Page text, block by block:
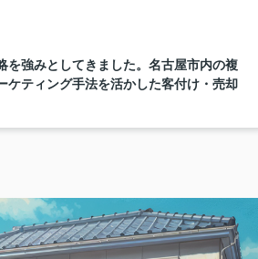
を強みとしてきました。名古屋市内の複
ケティング手法を活かした客付け・売却